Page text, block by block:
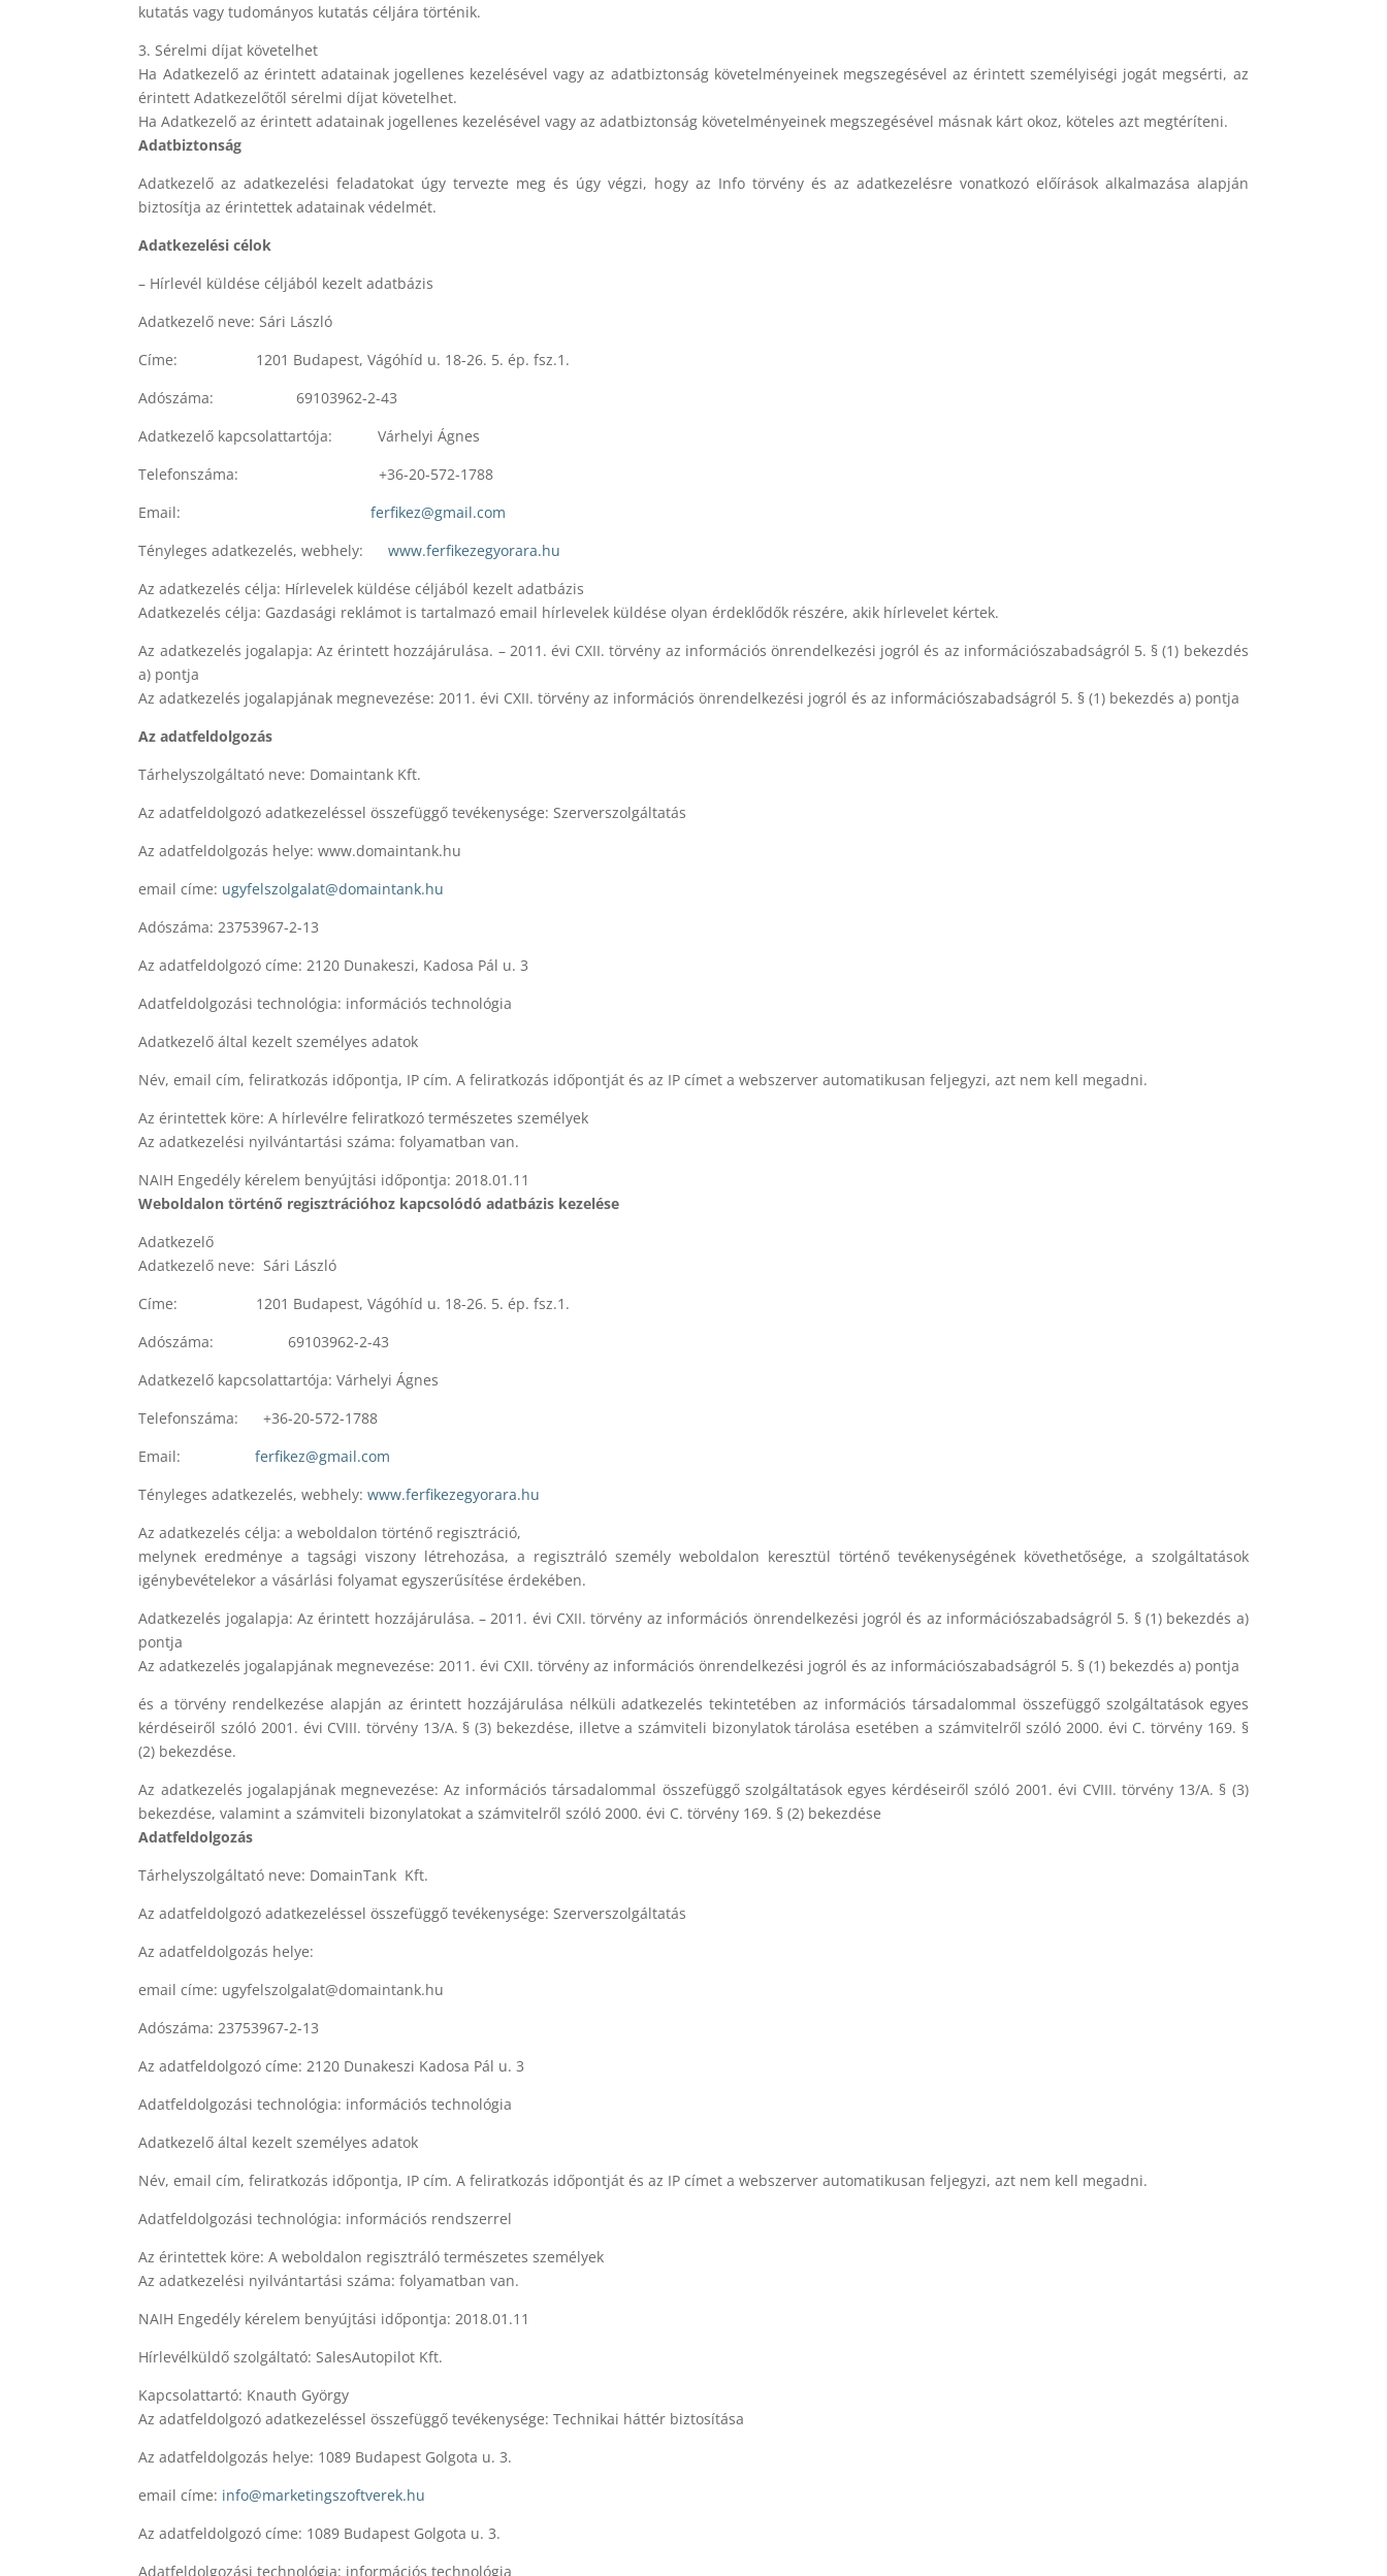
kutatás vagy tudományos kutatás céljára történik.
3. Sérelmi díjat követelhet
Ha Adatkezelő az érintett adatainak jogellenes kezelésével vagy az adatbiztonság követelményeinek megszegésével az érintett személyiségi jogát megsérti, az
érintett Adatkezelőtől sérelmi díjat követelhet.
Ha Adatkezelő az érintett adatainak jogellenes kezelésével vagy az adatbiztonság követelményeinek megszegésével másnak kárt okoz, köteles azt megtéríteni.
Adatbiztonság
Adatkezelő az adatkezelési feladatokat úgy tervezte meg és úgy végzi, hogy az Info törvény és az adatkezelésre vonatkozó előírások alkalmazása alapján
biztosítja az érintettek adatainak védelmét.
Adatkezelési célok
– Hírlevél küldése céljából kezelt adatbázis
Adatkezelő neve: Sári László
Címe: 1201 Budapest, Vágóhíd u. 18-26. 5. ép. fsz.1.
Adószáma: 69103962-2-43
Adatkezelő kapcsolattartója: Várhelyi Ágnes
Telefonszáma: +36-20-572-1788
Email:ferfikez@gmail.com
Tényleges adatkezelés, webhely:www.ferfikezegyorara.hu
Az adatkezelés célja: Hírlevelek küldése céljából kezelt adatbázis
Adatkezelés célja: Gazdasági reklámot is tartalmazó email hírlevelek küldése olyan érdeklődők részére, akik hírlevelet kértek.
Az adatkezelés jogalapja: Az érintett hozzájárulása. – 2011. évi CXII. törvény az információs önrendelkezési jogról és az információszabadságról 5. § (1) bekezdés
a) pontja
Az adatkezelés jogalapjának megnevezése: 2011. évi CXII. törvény az információs önrendelkezési jogról és az információszabadságról 5. § (1) bekezdés a) pontja
Az adatfeldolgozás
Tárhelyszolgáltató neve: Domaintank Kft.
Az adatfeldolgozó adatkezeléssel összefüggő tevékenysége: Szerverszolgáltatás
Az adatfeldolgozás helye: www.domaintank.hu
email címe: ugyfelszolgalat@domaintank.hu
Adószáma: 23753967-2-13
Az adatfeldolgozó címe: 2120 Dunakeszi, Kadosa Pál u. 3
Adatfeldolgozási technológia: információs technológia
Adatkezelő által kezelt személyes adatok
Név, email cím, feliratkozás időpontja, IP cím. A feliratkozás időpontját és az IP címet a webszerver automatikusan feljegyzi, azt nem kell megadni.
Az érintettek köre: A hírlevélre feliratkozó természetes személyek
Az adatkezelési nyilvántartási száma: folyamatban van.
NAIH Engedély kérelem benyújtási időpontja: 2018.01.11
Weboldalon történő regisztrációhoz kapcsolódó adatbázis kezelése
Adatkezelő
Adatkezelő neve: Sári László
Címe: 1201 Budapest, Vágóhíd u. 18-26. 5. ép. fsz.1.
Adószáma: 69103962-2-43
Adatkezelő kapcsolattartója: Várhelyi Ágnes
Telefonszáma: +36-20-572-1788
Email:ferfikez@gmail.com
Tényleges adatkezelés, webhely:www.ferfikezegyorara.hu
Az adatkezelés célja: a weboldalon történő regisztráció,
melynek eredménye a tagsági viszony létrehozása, a regisztráló személy weboldalon keresztül történő tevékenységének követhetősége, a szolgáltatások
igénybevételekor a vásárlási folyamat egyszerűsítése érdekében.
Adatkezelés jogalapja: Az érintett hozzájárulása. – 2011. évi CXII. törvény az információs önrendelkezési jogról és az információszabadságról 5. § (1) bekezdés a)
pontja
Az adatkezelés jogalapjának megnevezése: 2011. évi CXII. törvény az információs önrendelkezési jogról és az információszabadságról 5. § (1) bekezdés a) pontja
és a törvény rendelkezése alapján az érintett hozzájárulása nélküli adatkezelés tekintetében az információs társadalommal összefüggő szolgáltatások egyes
kérdéseiről szóló 2001. évi CVIII. törvény 13/A. § (3) bekezdése, illetve a számviteli bizonylatok tárolása esetében a számvitelről szóló 2000. évi C. törvény 169. §
(2) bekezdése.
Az adatkezelés jogalapjának megnevezése: Az információs társadalommal összefüggő szolgáltatások egyes kérdéseiről szóló 2001. évi CVIII. törvény 13/A. § (3)
bekezdése, valamint a számviteli bizonylatokat a számvitelről szóló 2000. évi C. törvény 169. § (2) bekezdése
Adatfeldolgozás
Tárhelyszolgáltató neve: DomainTank Kft.
Az adatfeldolgozó adatkezeléssel összefüggő tevékenysége: Szerverszolgáltatás
Az adatfeldolgozás helye:
email címe: ugyfelszolgalat@domaintank.hu
Adószáma: 23753967-2-13
Az adatfeldolgozó címe: 2120 Dunakeszi Kadosa Pál u. 3
Adatfeldolgozási technológia: információs technológia
Adatkezelő által kezelt személyes adatok
Név, email cím, feliratkozás időpontja, IP cím. A feliratkozás időpontját és az IP címet a webszerver automatikusan feljegyzi, azt nem kell megadni.
Adatfeldolgozási technológia: információs rendszerrel
Az érintettek köre: A weboldalon regisztráló természetes személyek
Az adatkezelési nyilvántartási száma: folyamatban van.
NAIH Engedély kérelem benyújtási időpontja: 2018.01.11
Hírlevélküldő szolgáltató: SalesAutopilot Kft.
Kapcsolattartó: Knauth György
Az adatfeldolgozó adatkezeléssel összefüggő tevékenysége: Technikai háttér biztosítása
Az adatfeldolgozás helye: 1089 Budapest Golgota u. 3.
email címe: info@marketingszoftverek.hu
Az adatfeldolgozó címe: 1089 Budapest Golgota u. 3.
Adatfeldolgozási technológia: információs technológia